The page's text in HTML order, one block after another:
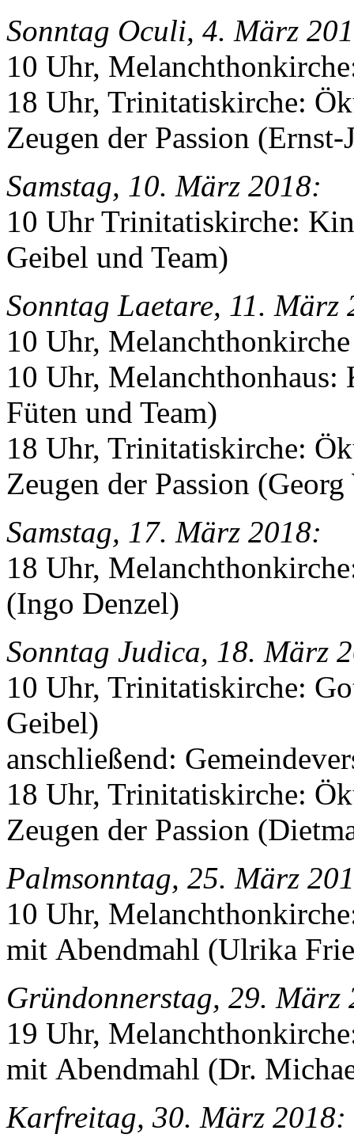
Sonntag Oculi, 4. März
10 Uhr,
18 Uhr, Trinitatiskirche:
Zeugen der Passion
Samstag, 10. März 2018:
10 Uhr Trinitatiskirche:
Geibel und Team)
Sonntag Laetare, 11. März
10 Uhr,
10 Uhr, Melanchthonhaus:
Füten und Team)
18 Uhr, Trinitatiskirche:
Zeugen der Passion
Samstag, 17. März 2018:
18 Uhr,
(Ingo Denzel)
Sonntag Judica, 18. März
10 Uhr, Trinitatiskirche:
Geibel)
anschließend:
18 Uhr, Trinitatiskirche:
Zeugen der Passion
Palmsonntag, 25. März
10 Uhr,
mit Abendmahl (Ulrika
Gründonnerstag, 29. März
19 Uhr,
mit Abendmahl (Dr.
Karfreitag, 30. März 2018: